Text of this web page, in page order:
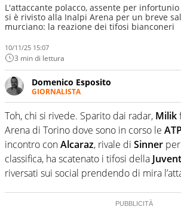
L'attaccante polacco, assente per
si è rivisto alla Inalpi Arena per un breve
murciano: la reazione dei tifosi bianconeri
10/11/25 15:07
3 min di lettura
Domenico Esposito
GIORNALISTA
Da vent’anni in campo e sul campo
in tutte le sue sfaccettature.
calcio e per la sfera di cuoio. Il
serissima, guai a dirgli di no
Toh, chi si rivede. Sparito dai radar, Milik
Arena di Torino dove sono in corso le
incontro conAlcaraz, rivale di Sinner
classifica, ha scatenato i tifosi della
riversati sui social prendendo di mira